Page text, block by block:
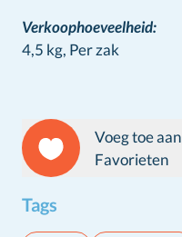
Verkoophoeveelheid:
4,5 kg, Per zak
Voeg toe aan
Favorieten
Tags